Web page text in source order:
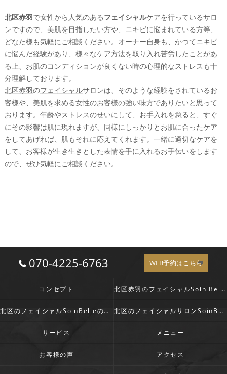
北区赤羽で女性から人気のあるフェイシャルケアを行っているサロ
ンですので、美肌を目指したい方や、ニキビに悩まれている方等、
どなた様も気軽にご相談ください。オーナー自身も、かつてニキビ
に悩んだ経験があり、様々なケア方法を取り入れ苦労したことがあ
る上、お肌のコンディションが良くない時の心理的なストレスも十
分理解しております。
北区赤羽のフェイシャルサロンは、そのような経験をされているお
客様や、美肌を求める女性のお客様の強い味方でありたいと思って
おります。年齢やストレスのせいにして、お手入れを怠ると、すぐ
にその影響は肌に現れますが、同様にしっかりとお肌に合ったケア
をしてあげれば、肌もそれに応えてくれます。一緒に適切なケアを
して、お客様が生き生きとした表情を手に入れるお手伝いをします
ので、ぜひ気軽にご相談ください。
070-4225-6763 WEB予約はこちら
コンセプト 北区赤羽のフェイシャルSoin Belle の口コミ情報
北区のフェイシャルSoinBelleの評判 北区のフェイシャルサロンSoinBelleのお客様の声
サービス メニュー
お客様の声 アクセス